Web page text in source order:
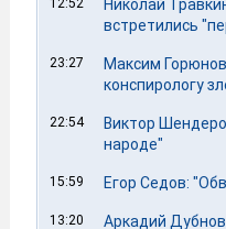
12:52
Николай
встретились
23:27
Максим
конспирологу
22:54
Виктор
народе"
15:59 Егор Седов:
13:20
Аркадий